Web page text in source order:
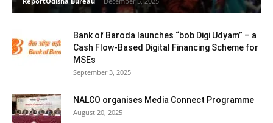
Bank of Baroda launches “bob Digi Udyam” – a
Cash Flow-Based Digital Financing Scheme for
MSEs
September 3, 2025
NALCO organises Media Connect Programme
August 20, 2025